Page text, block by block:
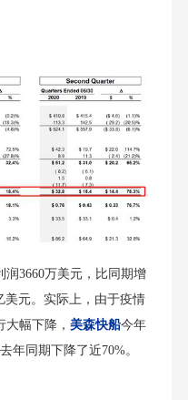
润3660万美元，比同期增
美元。实际上，由于疫情
幅下降， 美森快船今年
年同期下降了近70%。